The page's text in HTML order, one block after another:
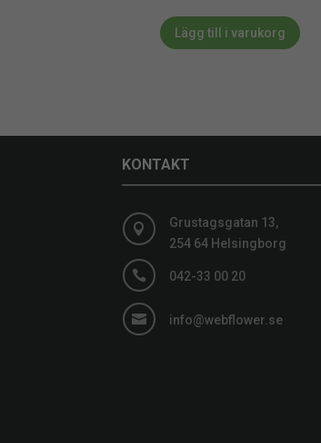
Lägg till i varukorg
KONTAKT

Grustagsgatan 13,
254 64 Helsingborg
 042-33 00 20
 info@webflower.se